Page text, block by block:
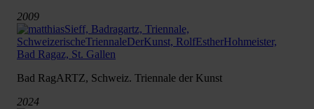
2009
Bad RagARTZ, Schweiz. Triennale der Kunst
2024